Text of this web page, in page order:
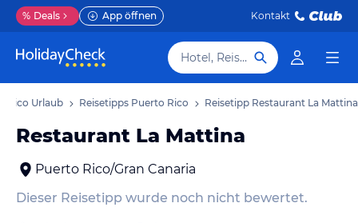
% Deals App öffnen Kontakt
Hotel, Reiseziel
Rico Urlaub Reisetipps Puerto Rico Reisetipp Restaurant La Mattina
Restaurant La Mattina
Puerto Rico/Gran Canaria
Dieser Reisetipp wurde noch nicht bewertet.